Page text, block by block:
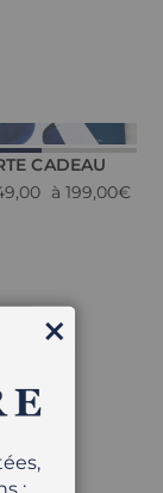
CADEAU
à 199,00€